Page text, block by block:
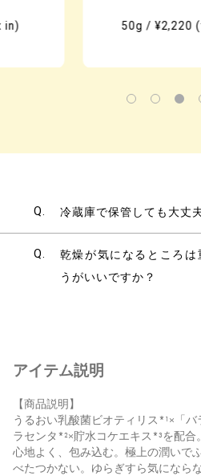
in) 50g / ¥2,220
Q. 冷蔵庫で保管しても大丈
Q.
乾燥が気になるところは
うがいいですか？
アイテム説明
【商品説明】
うるおい乳酸菌ビオティリス*¹×「
ラセンタ*²×貯水コケエキス*³を配合。
心地よく、包み込む。極上の潤いで
べたつかない。ゆらぎすら気になら